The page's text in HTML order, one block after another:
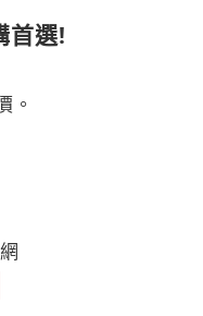
首選!
。